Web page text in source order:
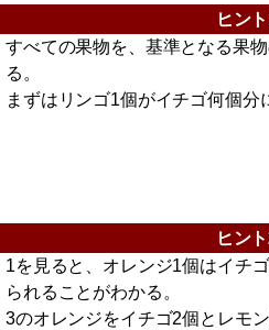
ヒン
すべての果物を、基準となる果
る。
まずはリンゴ1個がイチゴ何個分
ヒン
1を見ると、オレンジ1個はイチ
られることがわかる。
3のオレンジをイチゴ2個とレモ